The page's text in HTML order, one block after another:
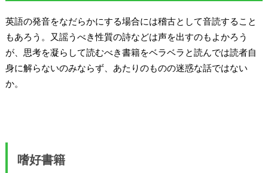
英語の発音をなだらかにする場合には稽古として音読すること
もあろう。又謡うべき性質の詩などは声を出すのもよかろう
が、思考を凝らして読むべき書籍をベラベラと読んでは読者自
身に解らないのみならず、あたりのものの迷惑な話ではない
か。
嗜好書籍